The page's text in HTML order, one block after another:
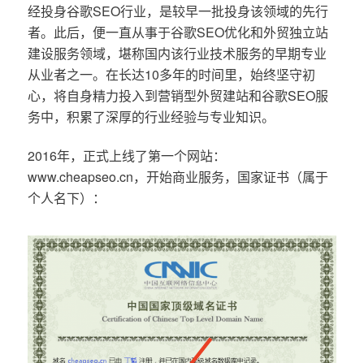
经投身谷歌SEO行业，是较早一批投身该领域的先行
者。此后，便一直从事于谷歌SEO优化和外贸独立站
建设服务领域，堪称国内该行业技术服务的早期专业
从业者之一。在长达10多年的时间里，始终坚守初
心，将自身精力投入到营销型外贸建站和谷歌SEO服
务中，积累了深厚的行业经验与专业知识。
2016年，正式上线了第一个网站：
www.cheapseo.cn，开始商业服务，国家证书（属于
个人名下）：